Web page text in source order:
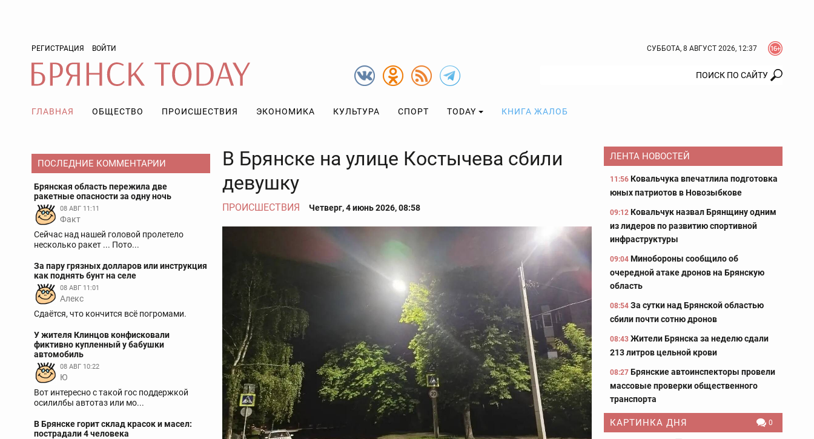
РЕГИСТРАЦИЯ ВОЙТИ СУББОТА, 8 АВГУСТ 2026, 12:37
ГЛАВНАЯ ОБЩЕСТВО ПРОИСШЕСТВИЯ ЭКОНОМИКА КУЛЬТУРА СПОРТ TODAY КНИГА ЖАЛОБ
ПОСЛЕДНИЕ КОММЕНТАРИИ
Брянская область пережила две
ракетные опасности за одну ночь
08 АВГ 11:11
Факт
Сейчас над нашей головой пролетело
несколько ракет ... Пото...
За пару грязных долларов или инструкция
как поднять бунт на селе
08 АВГ 11:01
Aлекс
Сдаётся, что кончится всё погромами.
У жителя Клинцов конфисковали
фиктивно купленный у бабушки
автомобиль
08 АВГ 10:22
Ю
Вот интересно с такой гос поддержкой
осилилбы автотаз или мо...
В Брянске горит склад красок и масел:
пострадали 4 человека
В Брянске на улице Костычева сбили
девушку
ПРОИСШЕСТВИЯ Четверг, 4 июнь 2026, 08:58
ЛЕНТА НОВОСТЕЙ
11:56 Ковальчука впечатлила подготовка
юных патриотов в Новозыбкове
09:12 Ковальчук назвал Брянщину одним
из лидеров по развитию спортивной
инфраструктуры
09:04 Минобороны сообщило об
очередной атаке дронов на Брянскую
область
08:54 За сутки над Брянской областью
сбили почти сотню дронов
08:43 Жители Брянска за неделю сдали
213 литров цельной крови
08:27 Брянские автоинспекторы провели
массовые проверки общественного
транспорта
КАРТИНКА ДНЯ 0